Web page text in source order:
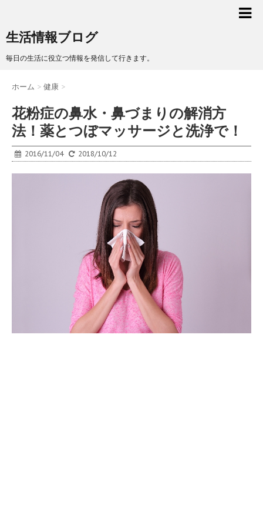
生活情報ブログ
毎日の生活に役立つ情報を発信して行きます。
ホーム > 健康 >
花粉症の鼻水・鼻づまりの解消方
法！薬とつぼマッサージと洗浄で！
2016/11/04 2018/10/12